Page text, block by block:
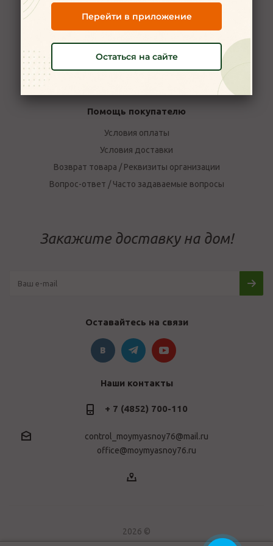
Вакансии
Наши магазины в Ярославле
Помощь покупателю
Условия оплаты
Условия доставки
Возврат товара / Реквизиты организации
Вопрос-ответ / Часто задаваемые вопросы
Закажите доставку на дом!
Оставайтесь на связи
Наши контакты
+ 7 (4852) 700-110
control_moymyasnoy76@mail.ru
office@moymyasnoy76.ru
2026 ©
Перейти в приложение
Остаться на сайте